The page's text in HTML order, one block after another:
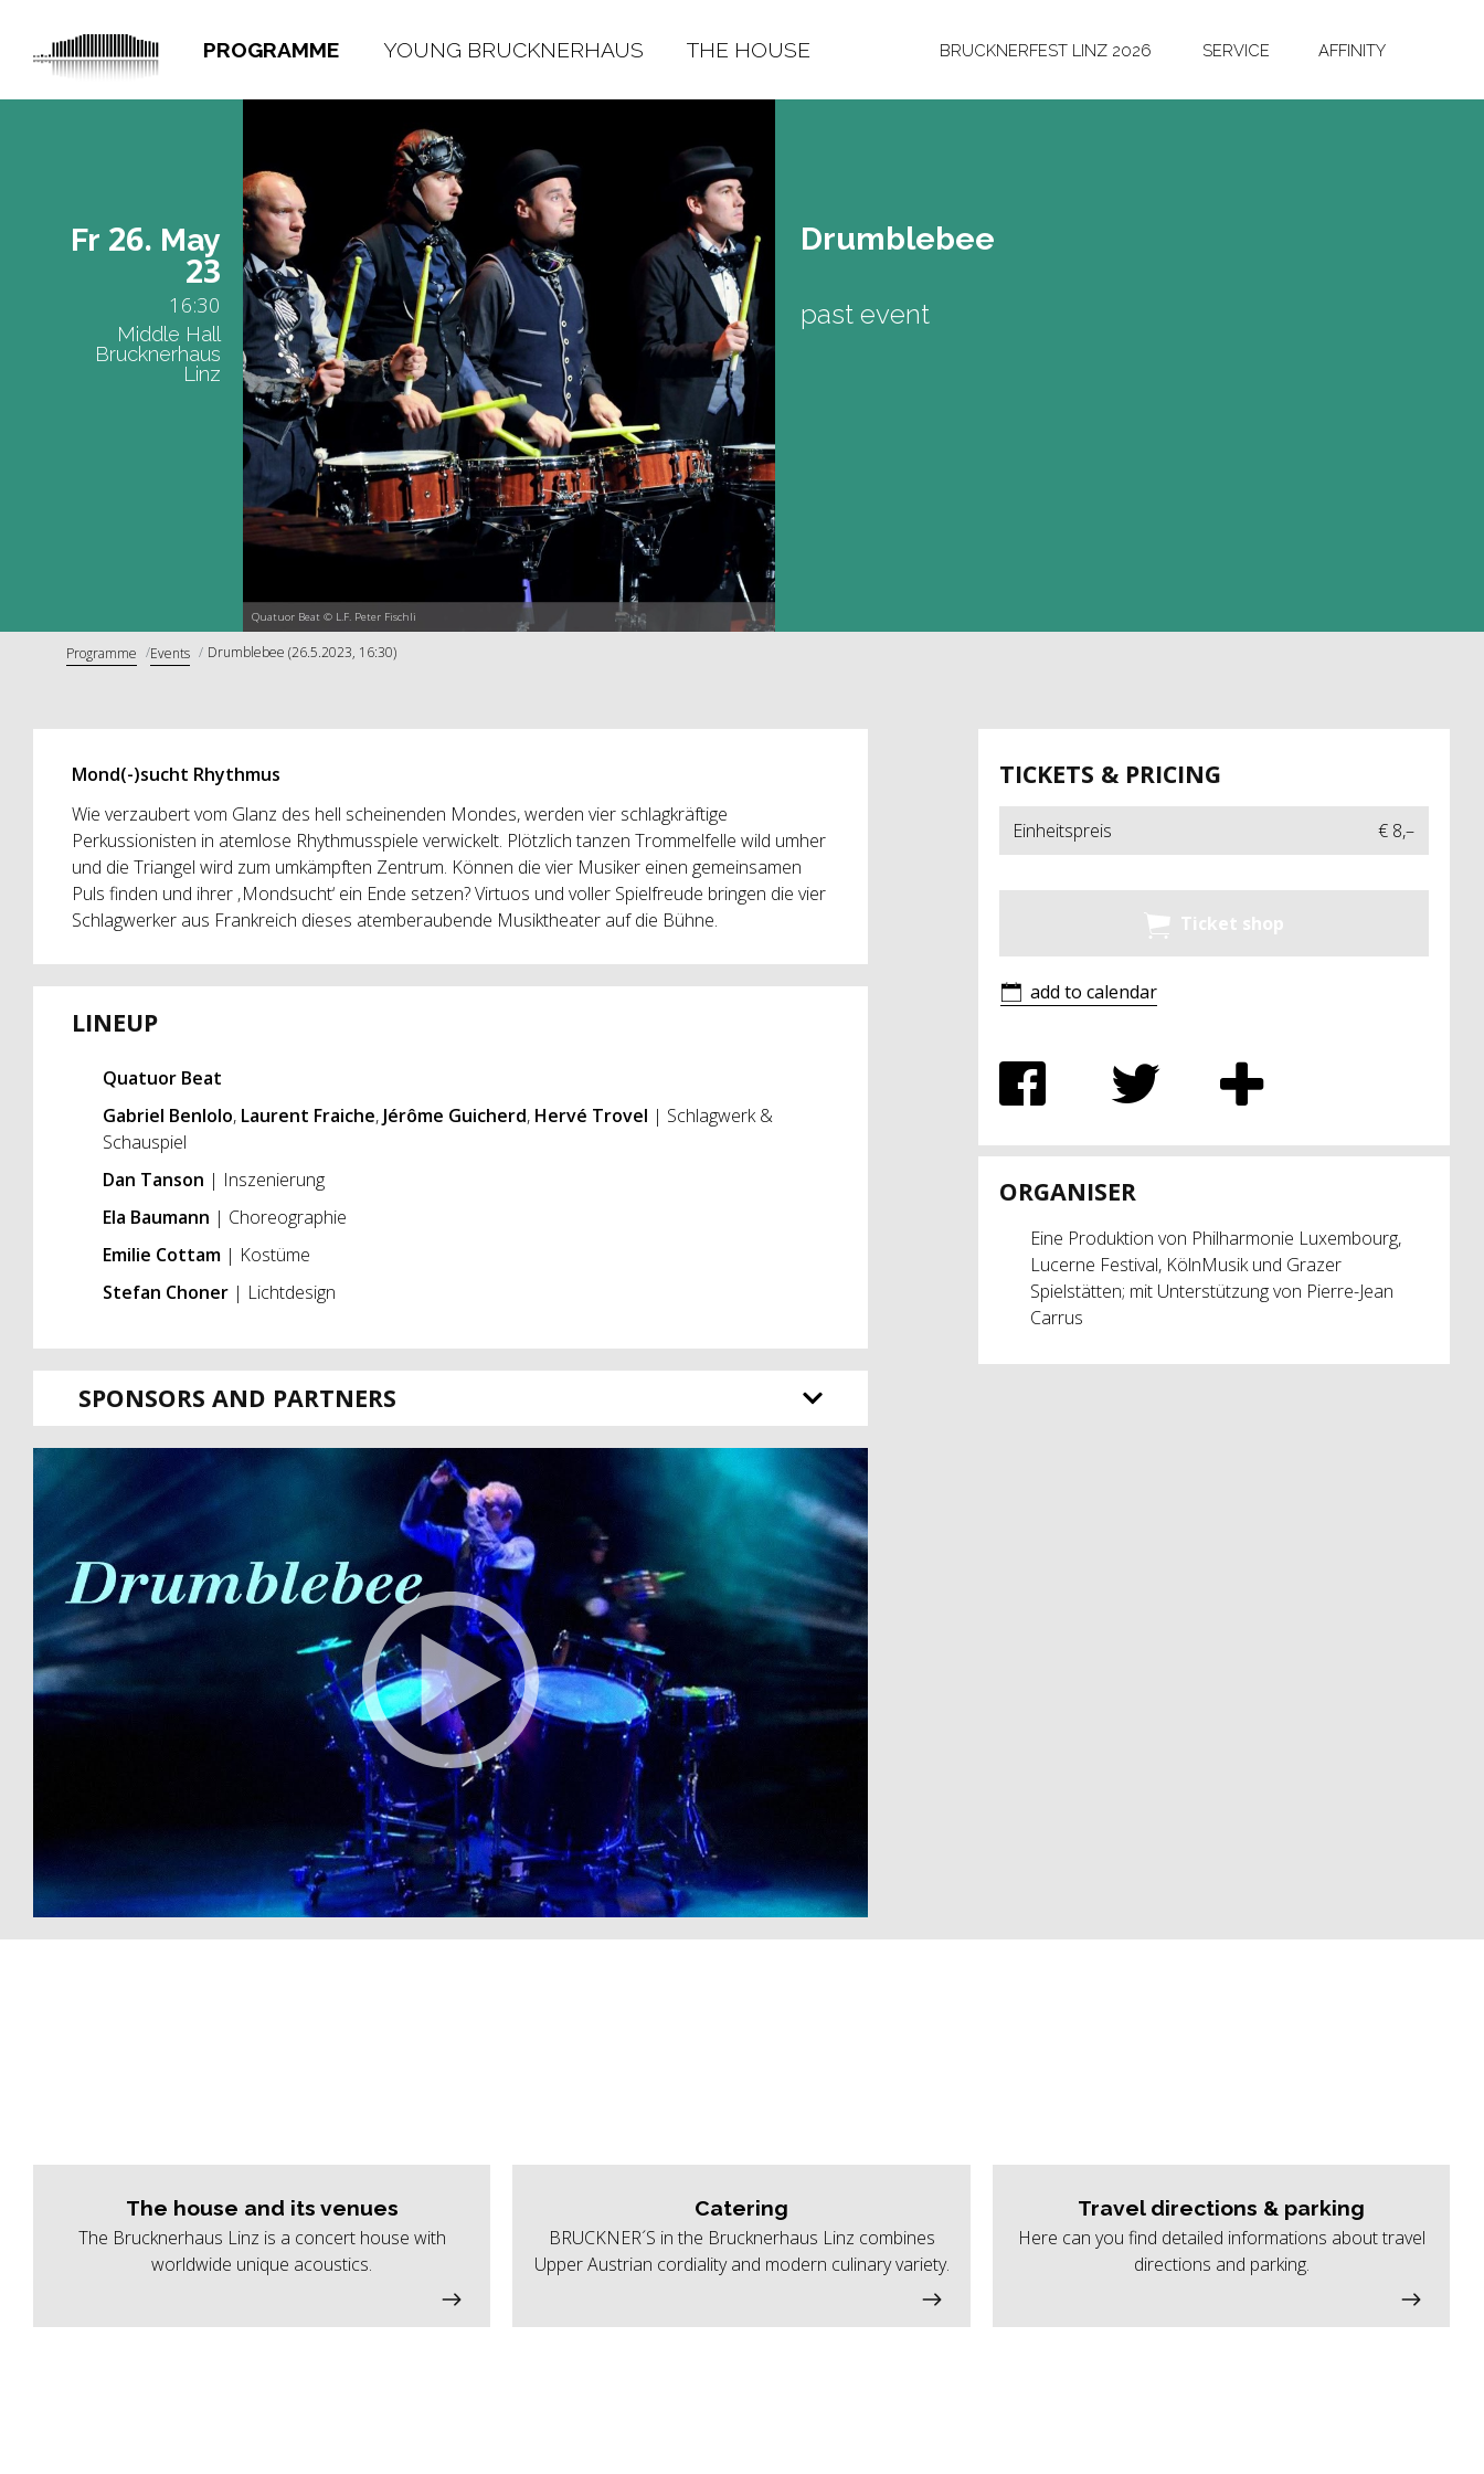
PROGRAMME YOUNG BRUCKNERHAUS THE HOUSE BRUCKNERFEST LINZ 2026 SERVICE AFFINITY
Quatuor Beat © L.F. Peter Fischli
Fr 26. May
23
16:30
Middle Hall
Brucknerhaus
Linz
Drum­b­le­bee
past event
Programme Events Drumblebee (26.5.2023, 16:30)
Mond(-)sucht Rhythmus
Wie verzaubert vom Glanz des hell scheinenden Mondes, werden vier schlagkräftige
Perkussionisten in atemlose Rhythmusspiele verwickelt. Plötzlich tanzen Trommelfelle wild umher
und die Triangel wird zum umkämpften Zentrum. Können die vier Musiker einen gemeinsamen
Puls finden und ihrer ‚Mondsucht‘ ein Ende setzen? Virtuos und voller Spielfreude bringen die vier
Schlagwerker aus Frankreich dieses atemberaubende Musiktheater auf die Bühne.
LINEUP
Quatuor Beat
Gabriel Benlolo, Laurent Fraiche, Jérôme Guicherd, Hervé Trovel | Schlagwerk &
Schauspiel
Dan Tanson | Inszenierung
Ela Baumann | Choreographie
Emilie Cottam | Kostüme
Stefan Choner | Lichtdesign
SPONSORS AND PARTNERS
TICKETS & PRICING
Einheitspreis € 8,–
Ticket shop
add to calendar
ORGANISER
Eine Produktion von Philharmonie Luxembourg,
Lucerne Festival, KölnMusik und Grazer
Spielstätten; mit Unterstützung von Pierre-Jean
Carrus
The house and its venues
The Brucknerhaus Linz is a concert house with
worldwide unique acoustics.
Catering
BRUCKNER´S in the Brucknerhaus Linz combines
Upper Austrian cordiality and modern culinary variety.
Travel directions & parking
Here can you find detailed informations about travel
directions and parking.